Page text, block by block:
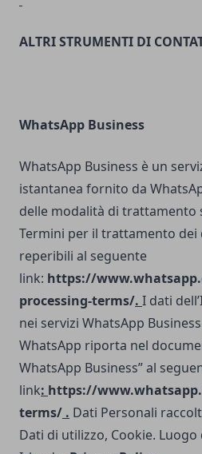
ALTRI STRUMENTI DI
WhatsApp Business
WhatsApp Business è un
istantanea fornito da
delle modalità di trattamento
Termini per il trattamento dei
reperibili al seguente
link: https://
processing-terms/. I dati
nei servizi WhatsApp
WhatsApp riporta nel
WhatsApp Business” al
link: https://
terms/ . Dati Personali
Dati di utilizzo, Cookie.